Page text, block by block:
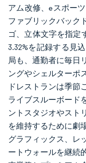
アム改修、eスポー
ファブリックバック
ゴ、立体文字を指定
3.32%を記録する見
局も、通勤者に毎日
ングやシェルターポ
ドレストランは季節
ライブスルーボード
ントスタジオやスト
を維持するために劇
グラフィックス、レ
ートウォールを継続